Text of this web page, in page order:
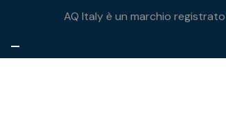
AQ Italy è un marchio